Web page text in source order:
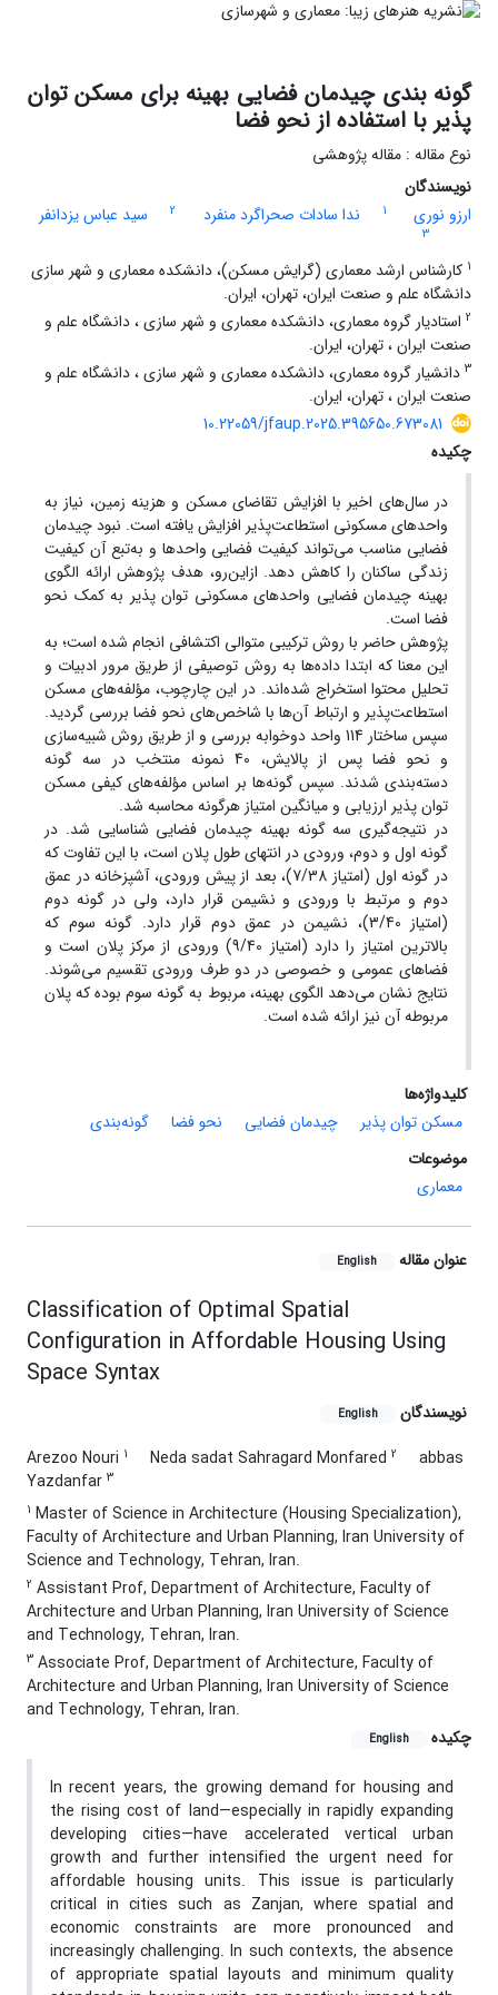
گونه بندی چیدمان فضایی بهینه برای مسکن توان
پذیر با استفاده از نحو فضا
نوع مقاله : مقاله پژوهشی
نویسندگان
ارزو نوری
1 ندا سادات صحراگرد منفرد 2 سید عباس یزدانفر
3
1 کارشناس ارشد معماری (گرایش مسکن)، دانشکده معماری و شهر سازی
دانشگاه علم و صنعت ایران، تهران، ایران.
2 استادیار گروه معماری، دانشکده معماری و شهر سازی ، دانشگاه علم و
صنعت ایران ، تهران، ایران.
3 دانشیار گروه معماری، دانشکده معماری و شهر سازی ، دانشگاه علم و
صنعت ایران ، تهران، ایران.
10.22059/jfaup.2025.395650.673081
چکیده
در سال‌های اخیر با افزایش تقاضای مسکن و هزینه زمین، نیاز به
واحدهای مسکونی استطاعت‌پذیر افزایش یافته است. نبود چیدمان
فضایی مناسب می‌تواند کیفیت فضایی واحدها و به‌تبع آن کیفیت
زندگی ساکنان را کاهش دهد. ازاین‌رو، هدف پژوهش ارائه الگوی
بهینه چیدمان فضایی واحدهای مسکونی توان پذیر به کمک نحو
فضا است.
پژوهش حاضر با روش ترکیبی متوالی اکتشافی انجام شده است؛ به
این معنا که ابتدا داده‌ها به روش توصیفی از طریق مرور ادبیات و
تحلیل محتوا استخراج شده‌اند. در این چارچوب، مؤلفه‌های مسکن
استطاعت‌پذیر و ارتباط آن‌ها با شاخص‌های نحو فضا بررسی گردید.
سپس ساختار 114 واحد دوخوابه بررسی و از طریق روش شبیه‌سازی
و نحو فضا پس از پالایش، 40 نمونه منتخب در سه گونه
دسته‌بندی شدند. سپس گونه‌ها بر اساس مؤلفه‌های کیفی مسکن
توان پذیر ارزیابی و میانگین امتیاز هرگونه محاسبه شد.
در نتیجه‌گیری سه گونه بهینه چیدمان فضایی شناسایی شد. در
گونه اول و دوم، ورودی در انتهای طول پلان است، با این تفاوت که
در گونه اول (امتیاز 7/38)، بعد از پیش ورودی، آشپزخانه در عمق
دوم و مرتبط با ورودی و نشیمن قرار دارد، ولی در گونه دوم
(امتیاز 3/40)، نشیمن در عمق دوم قرار دارد. گونه سوم که
بالاترین امتیاز را دارد (امتیاز 9/40) ورودی از مرکز پلان است و
فضاهای عمومی و خصوصی در دو طرف ورودی تقسیم می‌شوند.
نتایج نشان می‌دهد الگوی بهینه، مربوط به گونه سوم بوده که پلان
مربوطه آن نیز ارائه شده است.
کلیدواژه‌ها
مسکن توان پذیر
چیدمان فضایی نحو فضا
گونه‌بندی
موضوعات
معماری
عنوان مقاله English
Classification of Optimal Spatial
Configuration in Affordable Housing Using
Space Syntax
نویسندگان English
Arezoo Nouri 1 Neda sadat Sahragard Monfared 2
abbas
Yazdanfar 3
1 Master of Science in Architecture (Housing Specialization),
Faculty of Architecture and Urban Planning, Iran University of
Science and Technology, Tehran, Iran.
2 Assistant Prof, Department of Architecture, Faculty of
Architecture and Urban Planning, Iran University of Science
and Technology, Tehran, Iran.
3 Associate Prof, Department of Architecture, Faculty of
Architecture and Urban Planning, Iran University of Science
and Technology, Tehran, Iran.
چکیده
English
In recent years, the growing demand for housing and
the rising cost of land—especially in rapidly expanding
developing cities—have accelerated vertical urban
growth and further intensified the urgent need for
affordable housing units. This issue is particularly
critical in cities such as Zanjan, where spatial and
economic constraints are more pronounced and
increasingly challenging. In such contexts, the absence
of appropriate spatial layouts and minimum quality